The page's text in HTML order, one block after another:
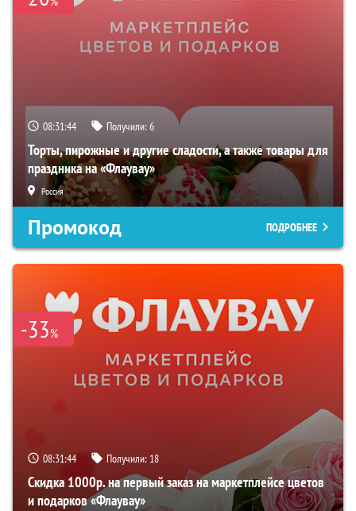
08:31:43 Получили:6
Торты, пирожные и другие сладости, а также товары для
праздника на «Флаувау»
Россия
Промокод ПОДРОБНЕЕ
-33%
08:31:43 Получили: 18
Скидка 1000р. на первый заказ на маркетплейсе цветов
и подарков «Флаувау»